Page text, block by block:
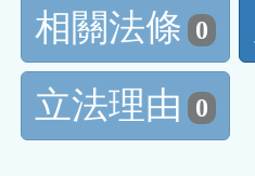
相關法條 0
立法理由 0